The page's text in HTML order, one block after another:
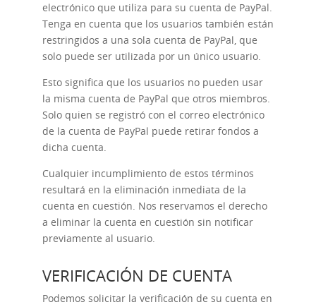
electrónico que utiliza para su cuenta de PayPal.
Tenga en cuenta que los usuarios también están
restringidos a una sola cuenta de PayPal, que
solo puede ser utilizada por un único usuario.
Esto significa que los usuarios no pueden usar
la misma cuenta de PayPal que otros miembros.
Solo quien se registró con el correo electrónico
de la cuenta de PayPal puede retirar fondos a
dicha cuenta.
Cualquier incumplimiento de estos términos
resultará en la eliminación inmediata de la
cuenta en cuestión. Nos reservamos el derecho
a eliminar la cuenta en cuestión sin notificar
previamente al usuario.
VERIFICACIÓN DE CUENTA
Podemos solicitar la verificación de su cuenta en